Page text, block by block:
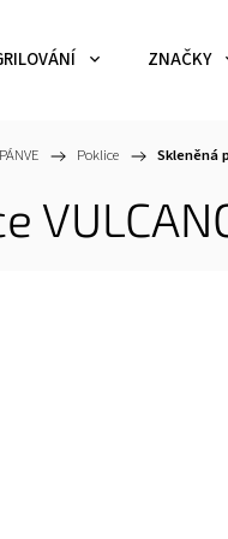
ZNAČKY
/ Poklice / Skleněná